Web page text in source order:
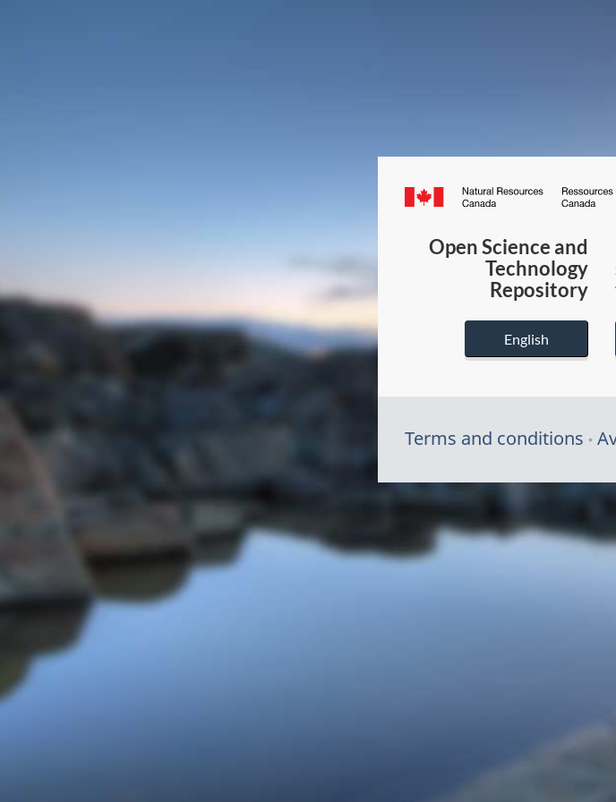
Canada.ca
Open Science and
Technology
Repository
English
Terms and conditions